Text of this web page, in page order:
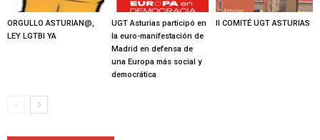
ORGULLO ASTURIAN@,
LEY LGTBI YA
UGT Asturias participó en
la euro-manifestación de
Madrid en defensa de
una Europa más social y
democrática
II COMITÉ UGT ASTURIAS